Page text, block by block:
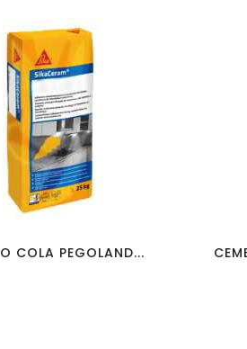
favorite_border visibility
COLA PEGOLAND...